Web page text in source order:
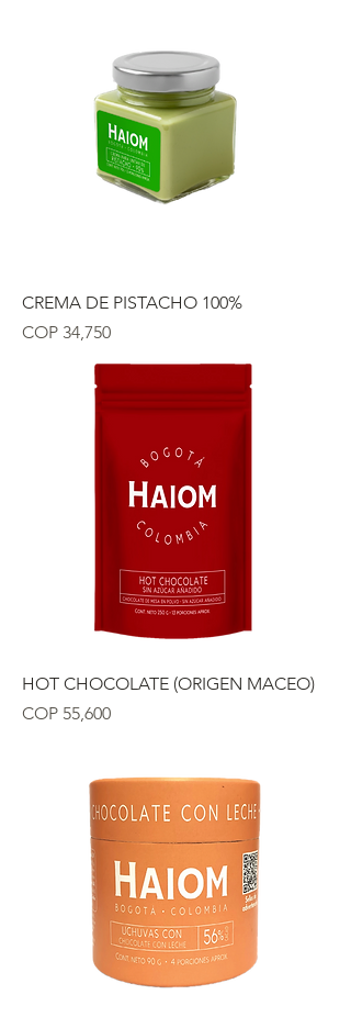
CREMA DE PISTACHO 100%
Precio
COP 34,750
HOT CHOCOLATE (ORIGEN MACEO)
Precio
COP 55,600